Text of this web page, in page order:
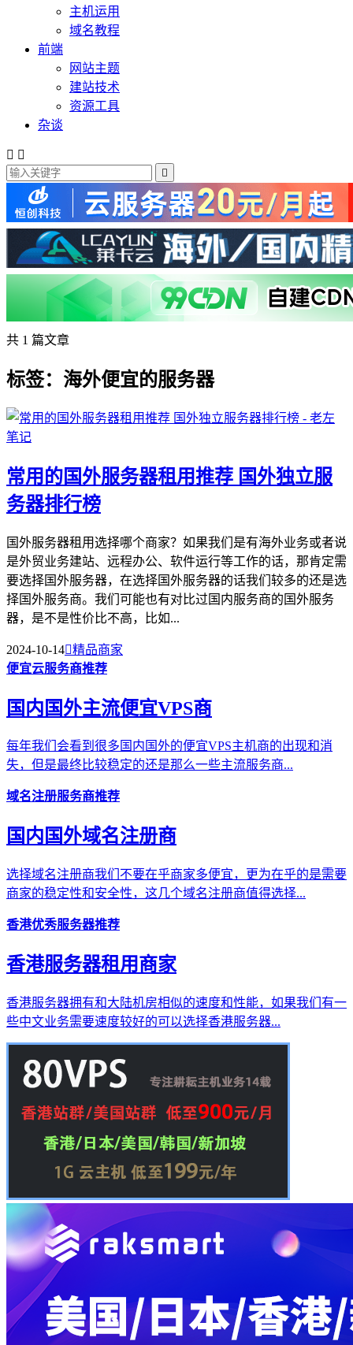
主机运用
域名教程
前端
网站主题
建站技术
资源工具
杂谈
 

共 1 篇文章
标签：海外便宜的服务器
常用的国外服务器租用推荐 国外独立服
务器排行榜
国外服务器租用选择哪个商家？如果我们是有海外业务或者说
是外贸业务建站、远程办公、软件运行等工作的话，那肯定需
要选择国外服务器，在选择国外服务器的话我们较多的还是选
择国外服务商。我们可能也有对比过国内服务商的国外服务
器，是不是性价比不高，比如...
2024-10-14精品商家
便宜云服务商推荐
国内国外主流便宜VPS商
每年我们会看到很多国内国外的便宜VPS主机商的出现和消
失，但是最终比较稳定的还是那么一些主流服务商...
域名注册服务商推荐
国内国外域名注册商
选择域名注册商我们不要在乎商家多便宜，更为在乎的是需要
商家的稳定性和安全性，这几个域名注册商值得选择...
香港优秀服务器推荐
香港服务器租用商家
香港服务器拥有和大陆机房相似的速度和性能，如果我们有一
些中文业务需要速度较好的可以选择香港服务器...